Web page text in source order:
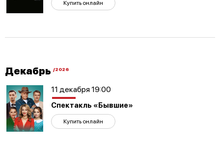
Купить онлайн
Декабрь /2026
11 декабря 19:00
Спектакль «Бывшие»
Купить онлайн